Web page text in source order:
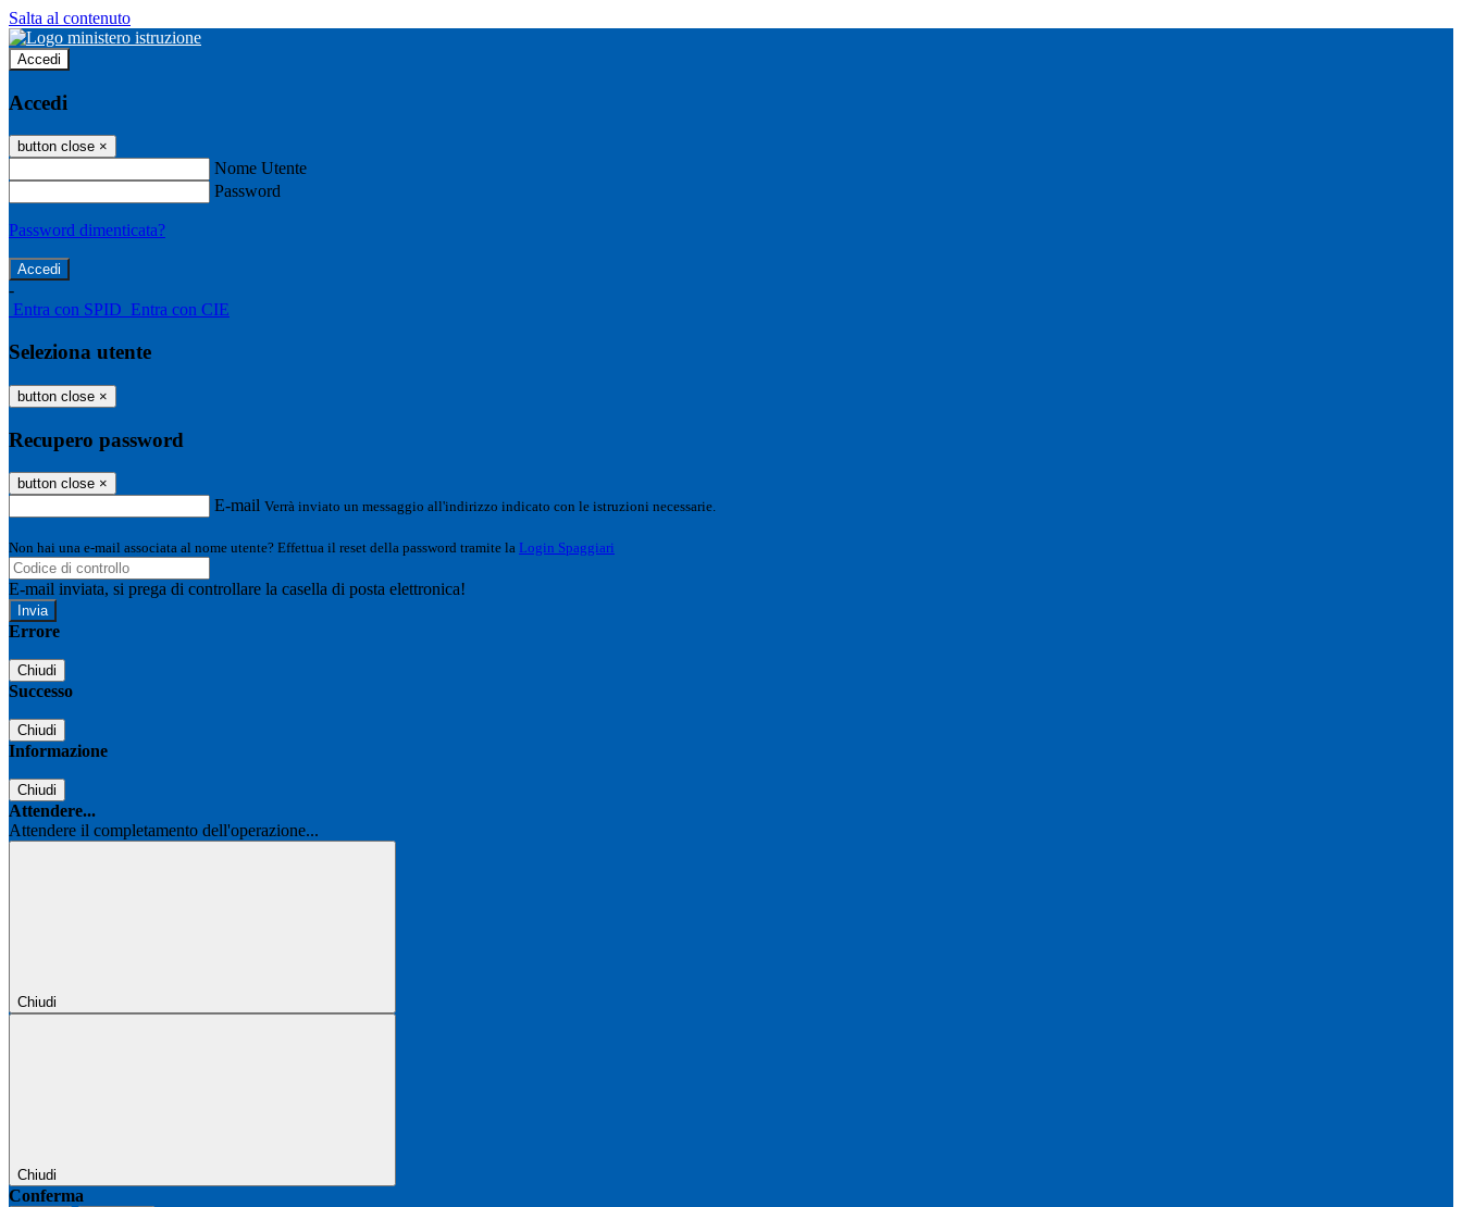
Salta al contenuto
Accedi
Accedi
button close ×
Nome Utente
Password
Password dimenticata?
-
Entra con SPID Entra con CIE
Seleziona utente
button close ×
Recupero password
button close ×
E-mail Verrà inviato un messaggio all'indirizzo indicato con le istruzioni necessarie.
Non hai una e-mail associata al nome utente? Effettua il reset della password tramite la Login Spaggiari
E-mail inviata, si prega di controllare la casella di posta elettronica!
Errore
Chiudi
Successo
Chiudi
Informazione
Chiudi
Attendere...
Attendere il completamento dell'operazione...
Chiudi
Chiudi
Conferma